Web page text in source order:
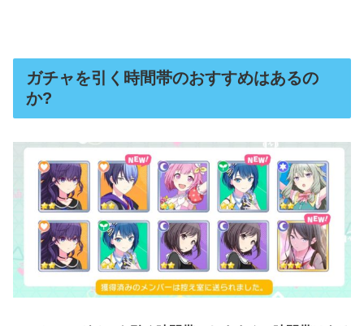
ガチャを引く時間帯のおすすめはあるの
か?